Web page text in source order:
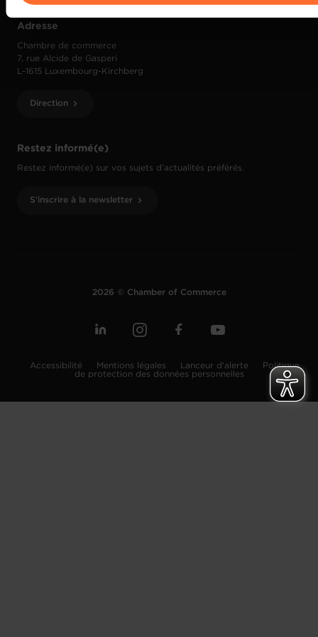
Restez informé(e)
Restez informé(e) sur vos sujets d’actualités préférés.
S'inscrire à la newsletter
Adresse
Chambre de commerce
7, rue Alcide de Gasperi
L-1615 Luxembourg-Kirchberg
Direction
2026 © Chamber of Commerce
Accessibilité Mentions légales Lanceur d'alerte
Politique
de protection des données personnelles